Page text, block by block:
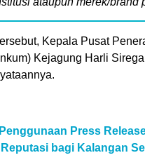
Kepala Pusat
Kejagung Harli
Press
bagi Kalangan